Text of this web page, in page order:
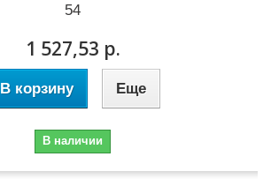
54
1 527,53 р.
В корзину Еще
В наличии